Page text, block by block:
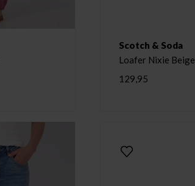
Scotch & Soda
Loafer Nixie Beige
129,95